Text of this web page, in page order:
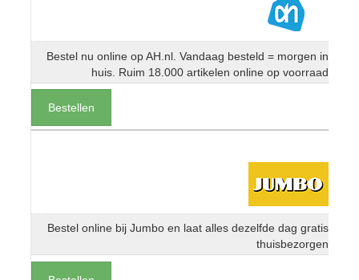
Bestel nu online op AH.nl. Vandaag besteld = morgen in
huis. Ruim 18.000 artikelen online op voorraad
Bestellen
Bestel online bij Jumbo en laat alles dezelfde dag gratis
thuisbezorgen